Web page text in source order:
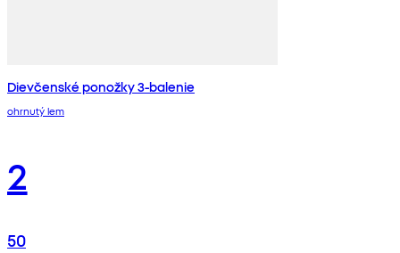
Dievčenské ponožky 3-balenie
ohrnutý lem
2
50